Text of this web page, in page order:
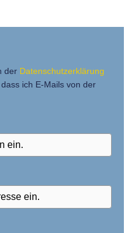
der Datenschutzerklärung
ich E-Mails von der